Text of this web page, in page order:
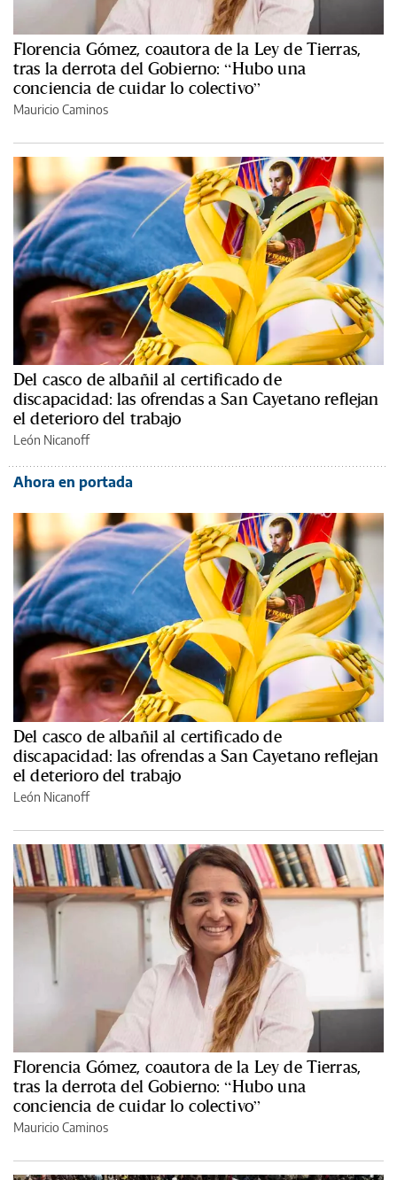
Florencia Gómez, coautora de la Ley de Tierras,
tras la derrota del Gobierno: “Hubo una
conciencia de cuidar lo colectivo”
Mauricio Caminos
Del casco de albañil al certificado de
discapacidad: las ofrendas a San Cayetano reflejan
el deterioro del trabajo
León Nicanoff
Ahora en portada
Del casco de albañil al certificado de
discapacidad: las ofrendas a San Cayetano reflejan
el deterioro del trabajo
León Nicanoff
Florencia Gómez, coautora de la Ley de Tierras,
tras la derrota del Gobierno: “Hubo una
conciencia de cuidar lo colectivo”
Mauricio Caminos